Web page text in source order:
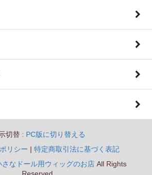
切替 : PC版に切り替える
リシー | 特定商取引法に基づく表記
さなドール用ウィッグのお店 All Rights